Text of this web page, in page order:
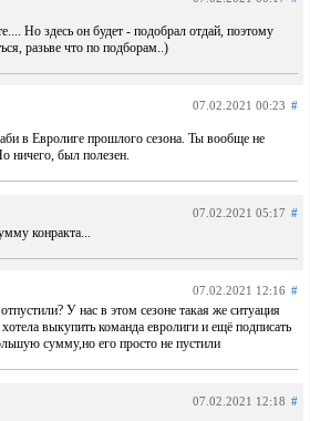
Но здесь он будет - подобрал отдай, поэтому
разьве что по подборам..)
07.02.2021 00:23 #
в Евролиге прошлого сезона. Ты вообще не
ничего, был полезен.
07.02.2021 05:17 #
конракта...
07.02.2021 12:16 #
У нас в этом сезоне такая же ситуация
выкупить команда евролиги и ещё подписать
сумму,но его просто не пустили
07.02.2021 12:18 #